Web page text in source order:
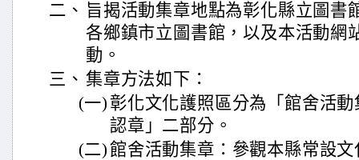
二、 旨揭活動集章地點為彰化縣立圖書
各鄉鎮市立圖書館，以及本活動網
動。
三、 集章方法如下：
(一)彰化文化護照區分為「館舍活
認章」二部分。
(二)館舍活動集章：參觀本縣常設